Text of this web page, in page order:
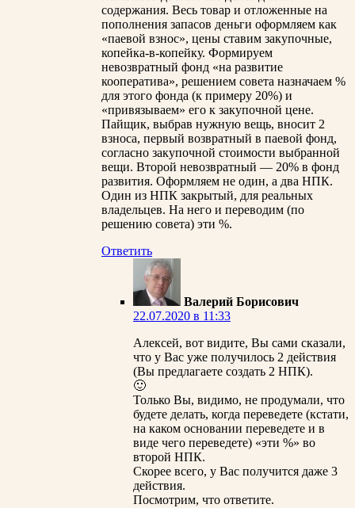
содержания. Весь товар и отложенные на
пополнения запасов деньги оформляем как
«паевой взнос», цены ставим закупочные,
копейка-в-копейку. Формируем
невозвратный фонд «на развитие
кооператива», решением совета назначаем %
для этого фонда (к примеру 20%) и
«привязываем» его к закупочной цене.
Пайщик, выбрав нужную вещь, вносит 2
взноса, первый возвратный в паевой фонд,
согласно закупочной стоимости выбранной
вещи. Второй невозвратный — 20% в фонд
развития. Оформляем не один, а два НПК.
Один из НПК закрытый, для реальных
владельцев. На него и переводим (по
решению совета) эти %.
Ответить
Валерий Борисович
22.07.2020 в 11:33
Алексей, вот видите, Вы сами сказали,
что у Вас уже получилось 2 действия
(Вы предлагаете создать 2 НПК).
🙂
Только Вы, видимо, не продумали, что
будете делать, когда переведете (кстати,
на каком основании переведете и в
виде чего переведете) «эти %» во
второй НПК.
Скорее всего, у Вас получится даже 3
действия.
Посмотрим, что ответите.